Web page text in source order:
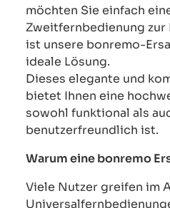
möchten Sie einfach
Zweitfernbedienung zur
ist unsere bonremo-
ideale Lösung.
Dieses elegante und
bietet Ihnen eine
sowohl funktional als
benutzerfreundlich ist.
Warum eine bonremo
Viele Nutzer greifen im